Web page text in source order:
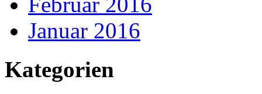
Januar 2016
Kategorien